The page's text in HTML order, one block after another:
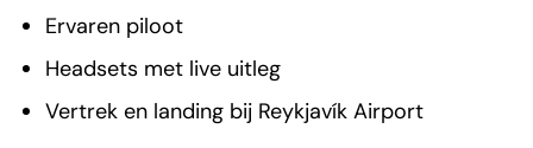
Ervaren piloot
Headsets met live uitleg
Vertrek en landing bij Reykjavík Airport